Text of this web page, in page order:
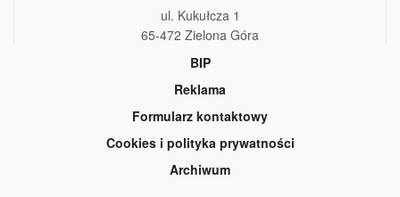
ul. Kukułcza 1
65-472 Zielona Góra
BIP
Reklama
Formularz kontaktowy
Cookies i polityka prywatności
Archiwum